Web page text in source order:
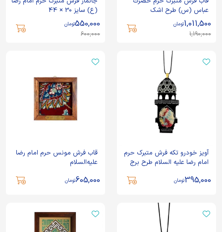
عباس (س) طرح اشک
1,190,000
1,011,500تومان
(ع) سایز 30 × 44
600,000
550,000تومان
آویز خودرو تکه فرش متبرک حرم
امام رضا علیه السلام طرح برج
395,000تومان
قاب فرش مونس حرم امام رضا
علیه‌السلام
605,000تومان